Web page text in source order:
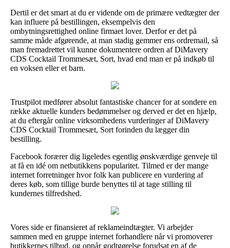
Dertil er det smart at du er vidende om de primære vedtægter der
kan influere på bestillingen, eksempelvis den
ombytningsrettighed online firmaet lover. Derfor er det på
samme måde afgørende, at man stadig gemmer ens ordremail, så
man fremadrettet vil kunne dokumentere ordren af DiMavery
CDS Cocktail Trommesæt, Sort, hvad end man er på indkøb til
en voksen eller et barn.
Trustpilot medfører absolut fantastiske chancer for at sondere en
række aktuelle kunders bedømmelser og derved er det en hjælp,
at du eftergår online virksomhedens vurderinger af DiMavery
CDS Cocktail Trommesæt, Sort forinden du lægger din
bestilling.
Facebook forærer dig ligeledes egentlig ønskværdige genveje til
at få en idé om netbutikkens popularitet. Tilmed er der mange
internet forretninger hvor folk kan publicere en vurdering af
deres køb, som tillige burde benyttes til at tage stilling til
kundernes tilfredshed.
Vores side er finansieret af reklameindtægter. Vi arbejder
sammen med en gruppe internet forhandlere når vi promoverer
butikkernes tilbud, og opnår godtgørelse forudsat en af de